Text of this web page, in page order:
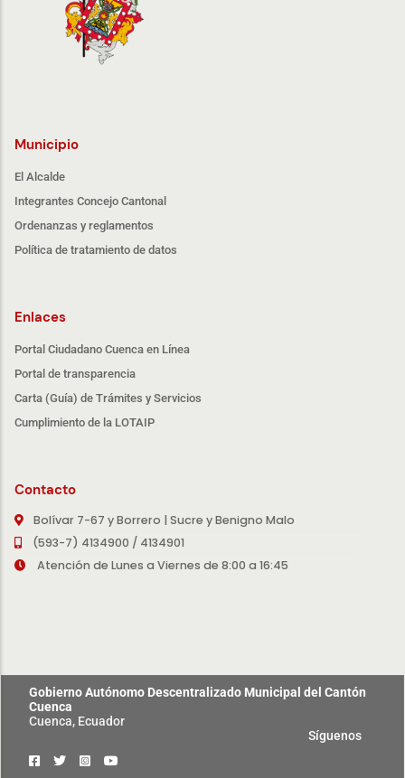
Municipio
El Alcalde
Integrantes Concejo Cantonal
Ordenanzas y reglamentos
Política de tratamiento de datos
Enlaces
Portal Ciudadano Cuenca en Línea
Portal de transparencia
Carta (Guía) de Trámites y Servicios
Cumplimiento de la LOTAIP
Contacto
Bolívar 7-67 y Borrero | Sucre y Benigno Malo
(593-7) 4134900 / 4134901
Atención de Lunes a Viernes de 8:00 a 16:45
Gobierno Autónomo Descentralizado Municipal del Cantón
Cuenca
Cuenca, Ecuador
Síguenos